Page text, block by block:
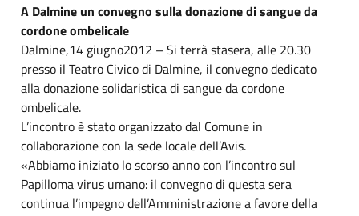
A Dalmine un convegno sulla donazione di sangue da
cordone ombelicale
Dalmine,14 giugno2012 – Si terrà stasera, alle 20.30
presso il Teatro Civico di Dalmine, il convegno dedicato
alla donazione solidaristica di sangue da cordone
ombelicale.
L’incontro è stato organizzato dal Comune in
collaborazione con la sede locale dell’Avis.
«Abbiamo iniziato lo scorso anno con l’incontro sul
Papilloma virus umano: il convegno di questa sera
continua l’impegno dell’Amministrazione a favore della